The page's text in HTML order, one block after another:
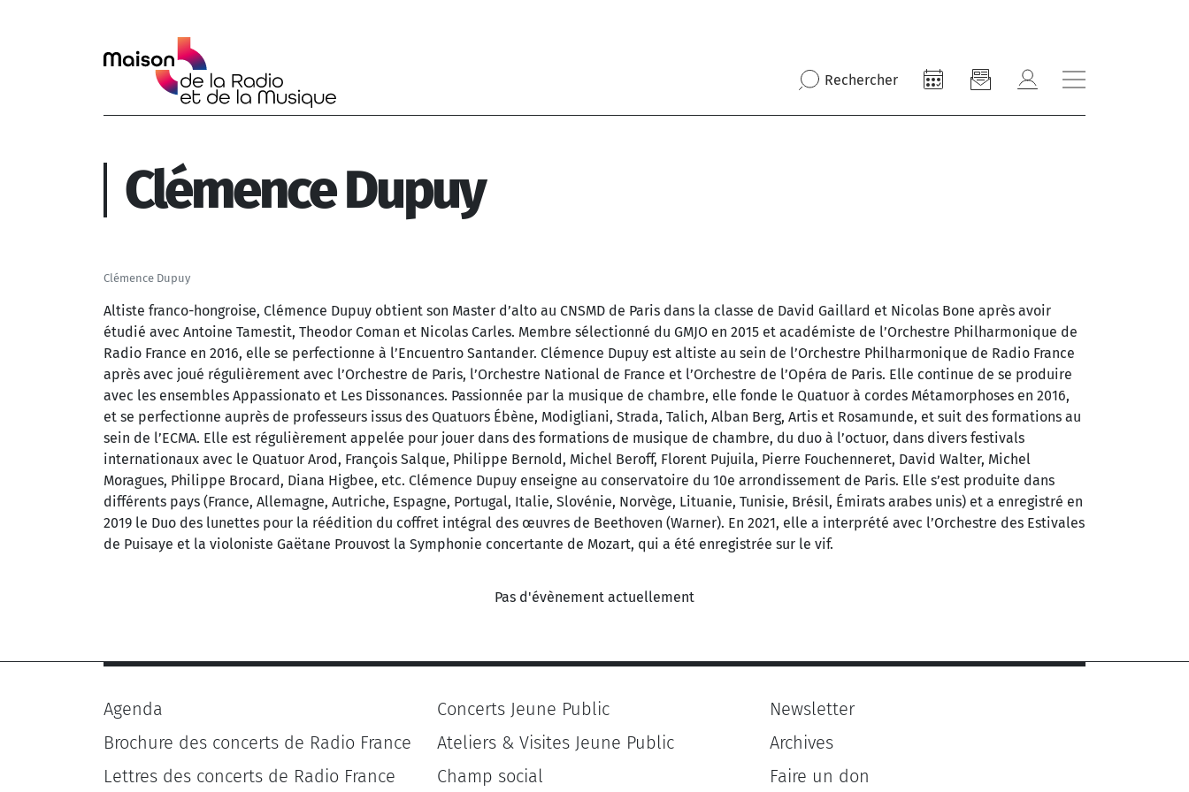
Rechercher
Clémence Dupuy
Clémence Dupuy
Altiste franco-hongroise, Clémence Dupuy obtient son Master d’alto au CNSMD de Paris dans la classe de David Gaillard et Nicolas Bone après avoir
étudié avec Antoine Tamestit, Theodor Coman et Nicolas Carles. Membre sélectionné du GMJO en 2015 et académiste de l’Orchestre Philharmonique de
Radio France en 2016, elle se perfectionne à l’Encuentro Santander. Clémence Dupuy est altiste au sein de l’Orchestre Philharmonique de Radio France
après avec joué régulièrement avec l’Orchestre de Paris, l’Orchestre National de France et l’Orchestre de l’Opéra de Paris. Elle continue de se produire
avec les ensembles Appassionato et Les Dissonances. Passionnée par la musique de chambre, elle fonde le Quatuor à cordes Métamorphoses en 2016,
et se perfectionne auprès de professeurs issus des Quatuors Ébène, Modigliani, Strada, Talich, Alban Berg, Artis et Rosamunde, et suit des formations au
sein de l’ECMA. Elle est régulièrement appelée pour jouer dans des formations de musique de chambre, du duo à l’octuor, dans divers festivals
internationaux avec le Quatuor Arod, François Salque, Philippe Bernold, Michel Beroff, Florent Pujuila, Pierre Fouchenneret, David Walter, Michel
Moragues, Philippe Brocard, Diana Higbee, etc. Clémence Dupuy enseigne au conservatoire du 10e arrondissement de Paris. Elle s’est produite dans
différents pays (France, Allemagne, Autriche, Espagne, Portugal, Italie, Slovénie, Norvège, Lituanie, Tunisie, Brésil, Émirats arabes unis) et a enregistré en
2019 le Duo des lunettes pour la réédition du coffret intégral des œuvres de Beethoven (Warner). En 2021, elle a interprété avec l’Orchestre des Estivales
de Puisaye et la violoniste Gaëtane Prouvost la Symphonie concertante de Mozart, qui a été enregistrée sur le vif.
Pas d'évènement actuellement
Agenda
Brochure des concerts de Radio France
Lettres des concerts de Radio France
Concerts Jeune Public
Ateliers & Visites Jeune Public
Champ social
Newsletter
Archives
Faire un don